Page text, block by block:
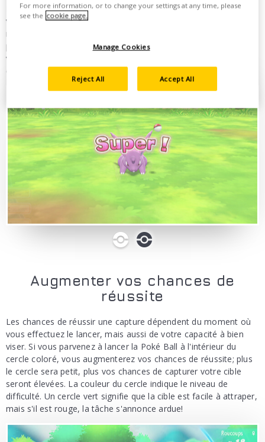
Pokémon sauvages auront tendance à gigoter et à essayer de
vous intimider! L'enjeu est donc de secouer le Joy-Con au bon
moment pour lancer une Poké Ball. Si vous utilisez le mode
portable de la Nintendo Switch, vous devrez ajuster l'angle de
votre console pour viser avant d'appuyer sur le bouton A pour
effectuer votre lancer.
0
Augmenter vos chances de
réussite
Les chances de réussir une capture dépendent du moment où
vous effectuez le lancer, mais aussi de votre capacité à bien
viser. Si vous parvenez à lancer la Poké Ball à l'intérieur du
cercle coloré, vous augmenterez vos chances de réussite; plus
le cercle sera petit, plus vos chances de capturer votre cible
seront élevées. La couleur du cercle indique le niveau de
difficulté. Un cercle vert signifie que la cible est facile à attraper,
mais s'il est rouge, la tâche s'annonce ardue!
For more information, or to change your settings at any time, please
see the cookie page.
Manage Cookies
Reject All Accept All